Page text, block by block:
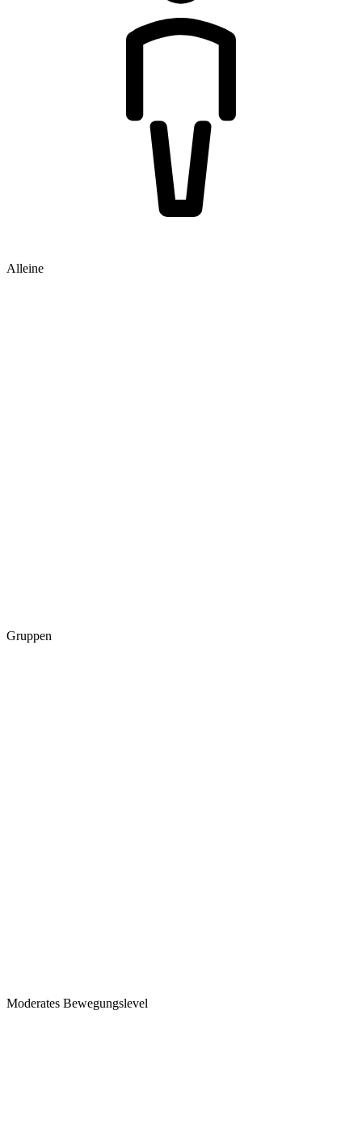
Alleine
Gruppen
Moderates Bewegungslevel